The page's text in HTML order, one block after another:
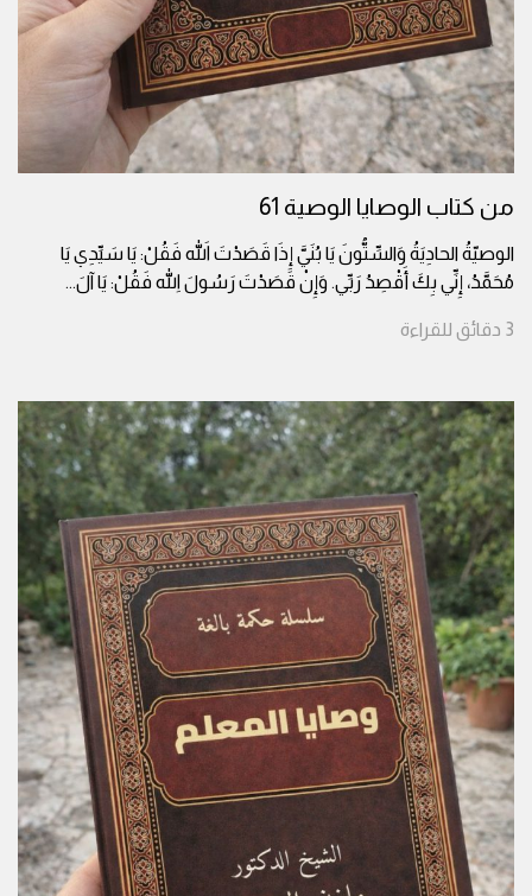
من كتاب الوصايا الوصية 61
الوصيّةُ الحادِيَةُ وَالسِّتُّونَ يَا بُنَيَّ إِذَا قَصَدْتَ اللهَ فَقُلْ: يَا سَيِّدِي يَا
مُحَمَّدُ، إِنِّي بِكَ أَقْصِدُ رَبِّي. وَإِنْ قَصَدْتَ رَسُولَ اللهِ فَقُلْ: يَا آلَ...
3 دقائق للقراءة